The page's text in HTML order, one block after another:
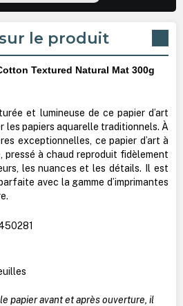
le produit
Textured Natural Mat 300g
et lumineuse de ce papier d’art
les papiers aquarelle traditionnels. À
exceptionnelles, ce papier d’art à
pressé à chaud reproduit fidèlement
les nuances et les détails. Il est
avec la gamme d’imprimantes
papier avant et après ouverture, il